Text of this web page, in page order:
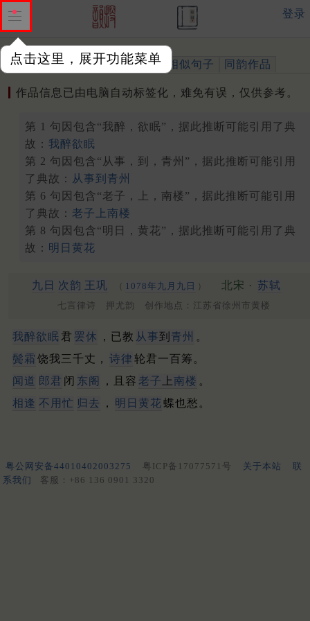
点击这里，展开功能菜单
登录
作品 标注四声 出处、引用 相似句子 同韵作品
作品信息已由电脑自动标签化，难免有误，仅供参考。
第 1 句因包含“我醉，欲眠”，据此推断可能引用了典
故： 我醉欲眠
第 2 句因包含“从事，到，青州”，据此推断可能引用
了典故： 从事到青州
第 6 句因包含“老子，上，南楼”，据此推断可能引用
了典故： 老子上南楼
第 8 句因包含“明日，黄花”，据此推断可能引用了典
故： 明日黄花
九日 次韵 王巩 （ 1078年九月九日 ） 北宋 · 苏轼
七言律诗 押尤韵 创作地点：江苏省徐州市黄楼
我醉欲眠 君 罢休 ，已教 从事到 青州 。
鬓霜 饶我三千丈， 诗律 轮君一百筹。
闻道 郎君 闭 东阁 ，且容 老子 上南楼 。
相逢 不用忙 归去 ， 明日黄花蝶也愁。
粤公网安备44010402003275 粤ICP备17077571号 关于本站
联
系我们
客服：+86 136 0901 3320